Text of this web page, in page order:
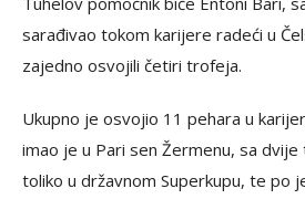
sarađivao tokom karijere radeći u
zajedno osvojili četiri trofeja.
Ukupno je osvojio 11 pehara u
imao je u Pari sen Žermenu, sa
toliko u državnom Superkupu, te po